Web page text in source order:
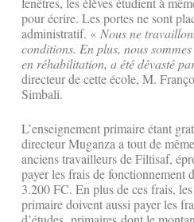
pour écrire. Les portes ne sont
administratif. « Nous ne
conditions. En plus, nous
en réhabilitation, a été dévasté
directeur de cette école, M.
Simbali.
L’enseignement primaire étant
directeur Muganza a tout de
anciens travailleurs de Filtisaf,
payer les frais de fonctionnement
3.200 FC. En plus de ces frais,
primaire doivent aussi payer les